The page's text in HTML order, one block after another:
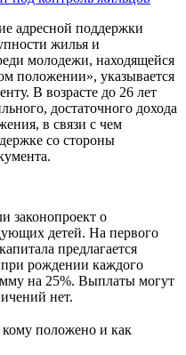
адресной поддержки
жилья и
молодежи, находящейся
положении», указывается
В возрасте до 26 лет
достаточного дохода
в связи с чем
со стороны
законопроект о
детей. На первого
предлагается
рождении каждого
на 25%. Выплаты могут
нет.
положено и как